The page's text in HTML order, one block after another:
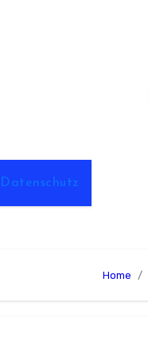
Datenschutz
Home